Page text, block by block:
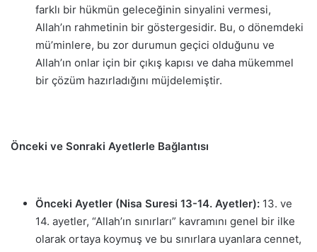
farklı bir hükmün geleceğinin sinyalini vermesi,
Allah’ın rahmetinin bir göstergesidir. Bu, o dönemdeki
mü’minlere, bu zor durumun geçici olduğunu ve
Allah’ın onlar için bir çıkış kapısı ve daha mükemmel
bir çözüm hazırladığını müjdelemiştir.
Önceki ve Sonraki Ayetlerle Bağlantısı
Önceki Ayetler (Nisa Suresi 13-14. Ayetler): 13. ve
14. ayetler, “Allah’ın sınırları” kavramını genel bir ilke
olarak ortaya koymuş ve bu sınırlara uyanlara cennet,